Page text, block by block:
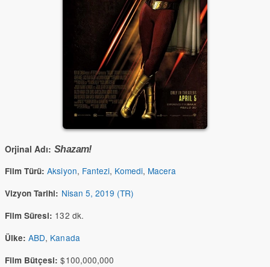
Orjinal Adı: Shazam!
Film Türü: Aksiyon, Fantezi, Komedi, Macera
Vizyon Tarihi: Nisan 5, 2019 (TR)
Film Süresi: 132 dk.
Ülke: ABD, Kanada
Film Bütçesi: $100,000,000